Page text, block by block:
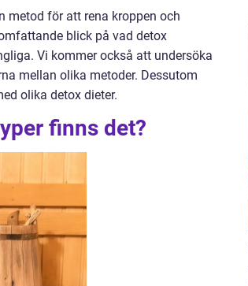
metod för att rena kroppen och
blick på vad detox
Vi kommer också att undersöka
mellan olika metoder. Dessutom
olika detox dieter.
finns det?